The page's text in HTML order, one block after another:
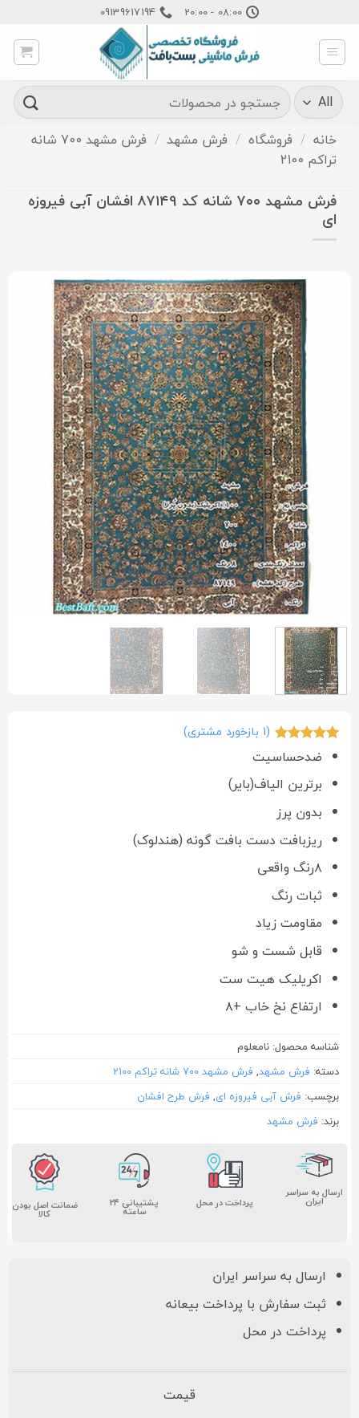
content
08:00 - 20:00
09139617194
جستجو
برای:
خانه / فروشگاه / فرش مشهد /
فرش مشهد 700 شانه
تراکم 2100
فرش مشهد ۷۰۰ شانه کد ۸۷۱۴۹ افشان آبی فیروزه
ای
امتیازدهی1
مشتری
(
1 بازخورد مشتری)
ضدحساسیت
برترین الیاف(بایر)
بدون پرز
ریزبافت دست بافت گونه (هندلوک)
۸رنگ واقعی
ثبات رنگ
مقاومت زیاد
قابل شست و شو
اکریلیک هیت ست
ارتفاع نخ خاب +۸
شناسه محصول: نامعلوم
دسته: فرش مشهد, فرش مشهد 700 شانه تراکم 2100
برچسب: فرش آبی فیروزه ای, فرش طرح افشان
برند: فرش مشهد
ارسال به سراسر
ایران پرداخت در محل پشتیبانی ۲۴
ساعته ضمانت اصل بودن
کالا
ارسال به سراسر ایران
ثبت سفارش با پرداخت بیعانه
پرداخت در محل
قیمت